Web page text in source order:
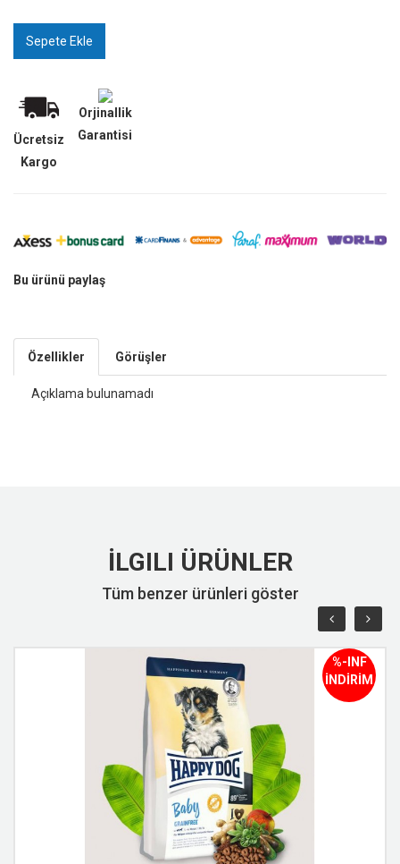
Ücretsiz
Kargo
Orjinallik
Garantisi
Bu ürünü paylaş
Özellikler Görüşler
Açıklama bulunamadı
İLGILI ÜRÜNLER
Tüm benzer ürünleri göster
%-INF
İNDİRİM